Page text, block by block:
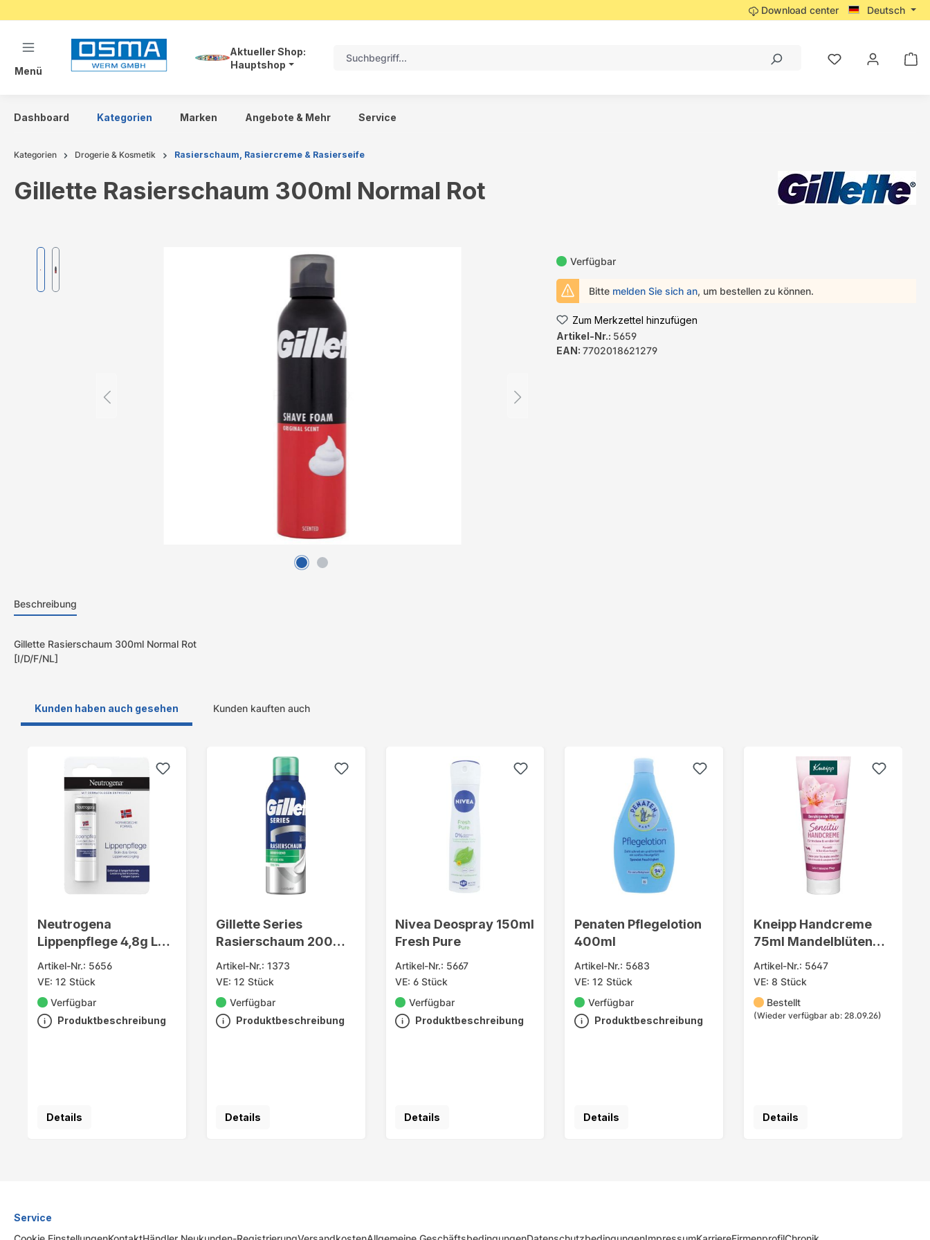
Download center Deutsch
Menü
Aktueller Shop:
Hauptshop
Dashboard Kategorien Marken Angebote & Mehr Service
Kategorien Drogerie & Kosmetik Rasierschaum, Rasiercreme & Rasierseife
Gillette Rasierschaum 300ml Normal Rot
Bildergalerie überspringen
Verfügbar
Bitte melden Sie sich an, um bestellen zu können.
Zum Merkzettel hinzufügen
Artikel-Nr.: 5659
EAN: 7702018621279
Beschreibung
Gillette Rasierschaum 300ml Normal Rot
[I/D/F/NL]
Kunden haben auch gesehen Kunden kauften auch
Neutrogena
Lippenpflege 4,8g LSF
4
Artikel-Nr.: 5656
VE: 12 Stück
Verfügbar
Produktbeschreibung
Details
Gillette Series
Rasierschaum 200ml
empfindlich
Artikel-Nr.: 1373
VE: 12 Stück
Verfügbar
Produktbeschreibung
Details
Nivea Deospray 150ml
Fresh Pure
Artikel-Nr.: 5667
VE: 6 Stück
Verfügbar
Produktbeschreibung
Details
Penaten Pflegelotion
400ml
Artikel-Nr.: 5683
VE: 12 Stück
Verfügbar
Produktbeschreibung
Details
Kneipp Handcreme
75ml Mandelblüten
Hautzart
Artikel-Nr.: 5647
VE: 8 Stück
Bestellt
(Wieder verfügbar ab: 28.09.26)
Details
Service